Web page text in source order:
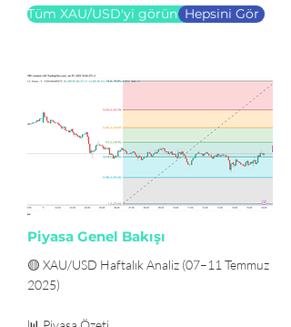
Tüm XAU/USD'yi görüntüleHepsini Gör
Piyasa Genel Bakışı
🟡 XAU/USD Haftalık Analiz (07–11 Temmuz
2025)